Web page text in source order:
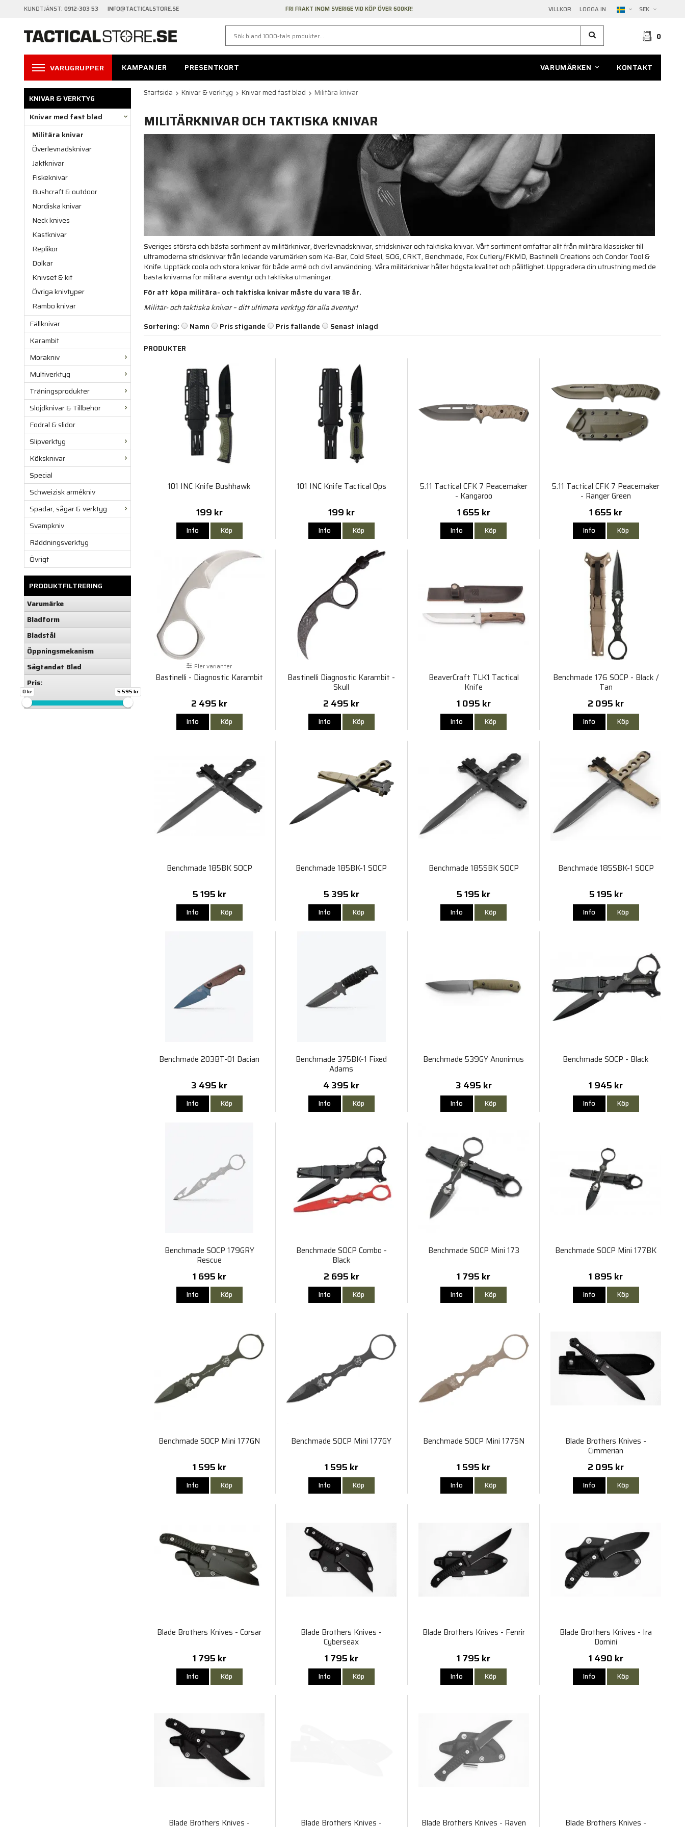
KUNDTJÄNST: 0912-303 53 INFO@TACTICALSTORE.SE VILLKOR LOGGA IN SEK
FRI FRAKT INOM SVERIGE VID KÖP ÖVER 600KR!
0
VARUGRUPPER KAMPANJER PRESENTKORT VARUMÄRKEN KONTAKT
KNIVAR & VERKTYG
Knivar med fast blad
Militära knivar
Överlevnadsknivar
Jaktknivar
Fiskeknivar
Bushcraft & outdoor
Nordiska knivar
Neck knives
Kastknivar
Replikor
Dolkar
Knivset & kit
Övriga knivtyper
Rambo knivar
Fällknivar
Karambit
Morakniv
Multiverktyg
Träningsprodukter
Slöjdknivar & Tillbehör
Fodral & slidor
Slipverktyg
Köksknivar
Special
Schweizisk armékniv
Spadar, sågar & verktyg
Svampkniv
Räddningsverktyg
Övrigt
PRODUKTFILTRERING
Varumärke
Bladform
Bladstål
Öppningsmekanism
Sågtandat Blad
Pris:
0 kr 5 595 kr
Startsida Knivar & verktyg Knivar med fast blad Militära knivar
MILITÄRKNIVAR OCH TAKTISKA KNIVAR
Sveriges största och bästa sortiment av militärknivar, överlevnadsknivar, stridsknivar och taktiska knivar. Vårt sortiment omfattar allt från militära klassisker till
ultramoderna stridsknivar från ledande varumärken som Ka-Bar, Cold Steel, SOG, CRKT, Benchmade, Fox Cutlery/FKMD, Bastinelli Creations och Condor Tool &
Knife. Upptäck coola och stora knivar för både armé och civil användning. Våra militärknivar håller högsta kvalitet och pålitlighet. Uppgradera din utrustning med de
bästa knivarna för militära äventyr och taktiska utmaningar.
För att köpa militära- och taktiska knivar måste du vara 18 år.
Militär- och taktiska knivar – ditt ultimata verktyg för alla äventyr!
Sortering:
Namn Pris stigande Pris fallande
Senast inlagd
PRODUKTER
101 INC Knife Bushhawk
199 kr
Info Köp
101 INC Knife Tactical Ops
199 kr
Info Köp
5.11 Tactical CFK 7 Peacemaker
- Kangaroo
1 655 kr
Info Köp
5.11 Tactical CFK 7 Peacemaker
- Ranger Green
1 655 kr
Info Köp
Fler varianter
Bastinelli - Diagnostic Karambit
2 495 kr
Info Köp
Bastinelli Diagnostic Karambit -
Skull
2 495 kr
Info Köp
BeaverCraft TLK1 Tactical
Knife
1 095 kr
Info Köp
Benchmade 176 SOCP - Black /
Tan
2 095 kr
Info Köp
Benchmade 185BK SOCP
5 195 kr
Info Köp
Benchmade 185BK-1 SOCP
5 395 kr
Info Köp
Benchmade 185SBK SOCP
5 195 kr
Info Köp
Benchmade 185SBK-1 SOCP
5 195 kr
Info Köp
Benchmade 203BT-01 Dacian
3 495 kr
Info Köp
Benchmade 375BK-1 Fixed
Adams
4 395 kr
Info Köp
Benchmade 539GY Anonimus
3 495 kr
Info Köp
Benchmade SOCP - Black
1 945 kr
Info Köp
Benchmade SOCP 179GRY
Rescue
1 695 kr
Info Köp
Benchmade SOCP Combo -
Black
2 695 kr
Info Köp
Benchmade SOCP Mini 173
1 795 kr
Info Köp
Benchmade SOCP Mini 177BK
1 895 kr
Info Köp
Benchmade SOCP Mini 177GN
1 595 kr
Info Köp
Benchmade SOCP Mini 177GY
1 595 kr
Info Köp
Benchmade SOCP Mini 177SN
1 595 kr
Info Köp
Blade Brothers Knives -
Cimmerian
2 095 kr
Info Köp
Blade Brothers Knives - Corsar
1 795 kr
Info Köp
Blade Brothers Knives -
Cyberseax
1 795 kr
Info Köp
Blade Brothers Knives - Fenrir
1 795 kr
Info Köp
Blade Brothers Knives - Ira
Domini
1 490 kr
Info Köp
Blade Brothers Knives - Blade Brothers Knives - Blade Brothers Knives - Raven Blade Brothers Knives -